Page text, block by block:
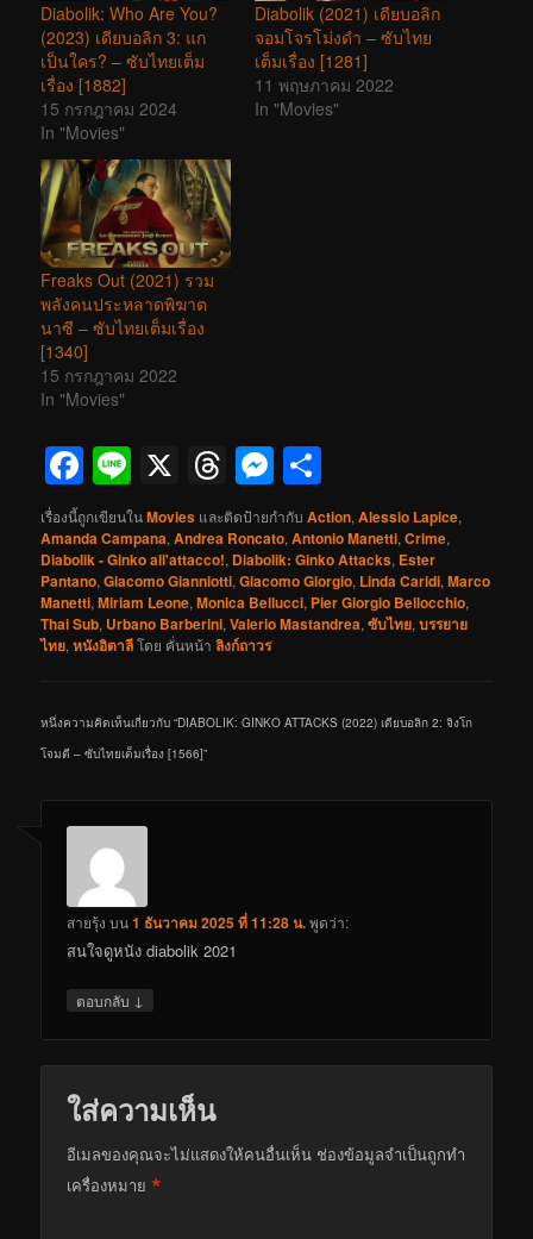
Diabolik: Who Are You?
(2023) เดียบอลิก 3: แก
เป็นใคร? – ซับไทยเต็ม
เรื่อง [1882]
15 กรกฎาคม 2024
In "Movies"
Diabolik (2021) เดียบอลิก
จอมโจรโม่งดำ – ซับไทย
เต็มเรื่อง [1281]
11 พฤษภาคม 2022
In "Movies"
Freaks Out (2021) รวม
พลังคนประหลาดพิฆาต
นาซี – ซับไทยเต็มเรื่อง
[1340]
15 กรกฎาคม 2022
In "Movies"
Facebook
Line
X Threads
Messenger
เรื่องนี้ถูกเขียนในMovies และติดป้ายกำกับAction,Alessio Lapice,
Amanda Campana,Andrea Roncato,Antonio Manetti,Crime,
Diabolik - Ginko all'attacco!, Diabolik: Ginko Attacks, Ester
Pantano,Giacomo Gianniotti,Giacomo Giorgio, Linda Caridi,Marco
Manetti,Miriam Leone,Monica Bellucci, Pier Giorgio Bellocchio,
Thai Sub, Urbano Barberini,Valerio Mastandrea,ซับไทย,บรรยาย
ไทย,หนังอิตาลีโดย คั่นหน้าลิงก์ถาวร
หนึ่งความคิดเห็นเกี่ยวกับ “DIABOLIK: GINKO ATTACKS (2022) เดียบอลิก 2: จิงโก
โจมตี – ซับไทยเต็มเรื่อง [1566]”
สายรุ้ง บน1 ธันวาคม 2025 ที่ 11:28 น.พูดว่า:
สนใจดูหนัง diabolik 2021
ตอบกลับ ↓
ใส่ความเห็น
อีเมลของคุณจะไม่แสดงให้คนอื่นเห็น ช่องข้อมูลจำเป็นถูกทำ
เครื่องหมาย*